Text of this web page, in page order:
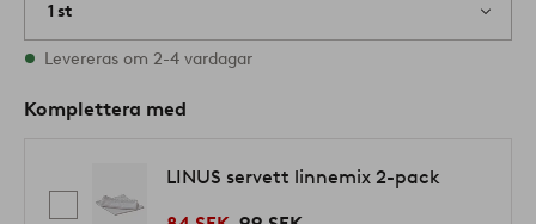
1 st
I lager
Levereras om 2-4 vardagar
Komplettera med
LINUS servett linnemix 2-pack